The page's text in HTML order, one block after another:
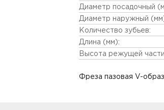
Диаметр посадочный
Диаметр наружный
Количество зубьев:
Длина (мм):
Высота режущей
Фреза пазовая V-